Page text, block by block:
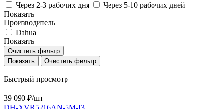
Через 2-3 рабочих дня
Через 5-10 рабочих дней
Показать
Производитель
Dahua
Показать
Очистить фильтр
Очистить фильтр
Быстрый просмотр
39 090 ₽/шт
DH-XVR5216AN-5M-I3